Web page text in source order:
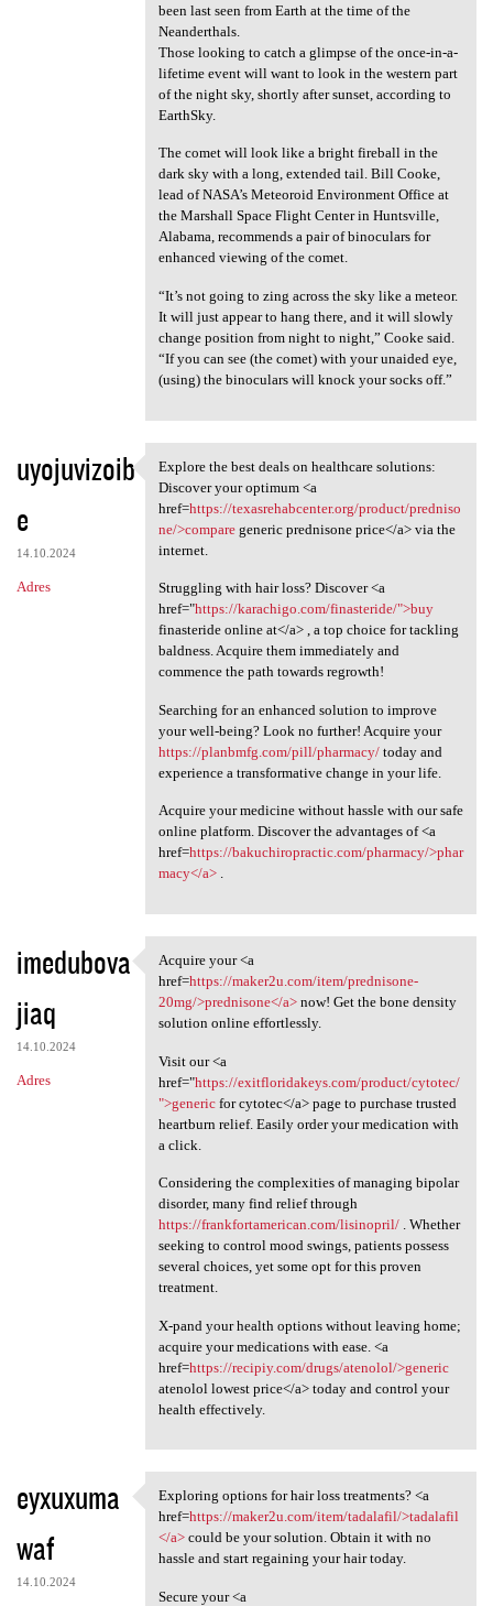
been last seen from Earth at the time of the
Neanderthals.
Those looking to catch a glimpse of the once-in-a-
lifetime event will want to look in the western part
of the night sky, shortly after sunset, according to
EarthSky.
The comet will look like a bright fireball in the
dark sky with a long, extended tail. Bill Cooke,
lead of NASA’s Meteoroid Environment Office at
the Marshall Space Flight Center in Huntsville,
Alabama, recommends a pair of binoculars for
enhanced viewing of the comet.
“It’s not going to zing across the sky like a meteor.
It will just appear to hang there, and it will slowly
change position from night to night,” Cooke said.
“If you can see (the comet) with your unaided eye,
(using) the binoculars will knock your socks off.”
uyojuvizoib
e
14.10.2024
Adres
Explore the best deals on
Explore the best deals on healthcare solutions:
Discover your optimum <a
href=https://texasrehabcenter.org/product/predniso
ne/>comparegeneric prednisone price</a> via the
internet.
Struggling with hair loss? Discover <a
href="https://karachigo.com/finasteride/">buy
finasteride online at</a> , a top choice for tackling
baldness. Acquire them immediately and
commence the path towards regrowth!
Searching for an enhanced solution to improve
your well-being? Look no further! Acquire your
https://planbmfg.com/pill/pharmacy/today and
experience a transformative change in your life.
Acquire your medicine without hassle with our safe
online platform. Discover the advantages of <a
href=https://bakuchiropractic.com/pharmacy/>phar
macy</a>.
imedubova
jiaq
14.10.2024
Adres
Acquire your <a href=https:/
Acquire your <a
href=https://maker2u.com/item/prednisone-
20mg/>prednisone</a>now! Get the bone density
solution online effortlessly.
Visit our <a
href="https://exitfloridakeys.com/product/cytotec/
">genericfor cytotec</a> page to purchase trusted
heartburn relief. Easily order your medication with
a click.
Considering the complexities of managing bipolar
disorder, many find relief through
https://frankfortamerican.com/lisinopril/. Whether
seeking to control mood swings, patients possess
several choices, yet some opt for this proven
treatment.
X-pand your health options without leaving home;
acquire your medications with ease. <a
href=https://recipiy.com/drugs/atenolol/>generic
atenolol lowest price</a> today and control your
health effectively.
eyxuxuma
waf
14.10.2024
Exploring options for hair
Exploring options for hair loss treatments? <a
href=https://maker2u.com/item/tadalafil/>tadalafil
</a>could be your solution. Obtain it with no
hassle and start regaining your hair today.
Secure your <a